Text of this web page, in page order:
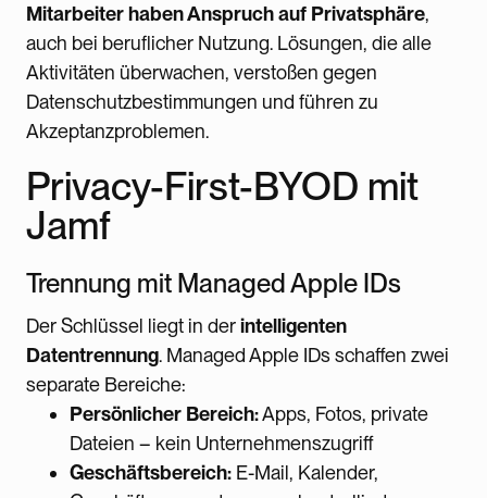
Mitarbeiter haben Anspruch auf Privatsphäre,
auch bei beruflicher Nutzung. Lösungen, die alle
Aktivitäten überwachen, verstoßen gegen
Datenschutzbestimmungen und führen zu
Akzeptanzproblemen.
Privacy-First-BYOD mit
Jamf
Trennung mit Managed Apple IDs
Der Schlüssel liegt in derintelligenten
Datentrennung. Managed Apple IDs schaffen zwei
separate Bereiche:
Persönlicher Bereich:Apps, Fotos, private
Dateien – kein Unternehmenszugriff
Geschäftsbereich: E-Mail, Kalender,